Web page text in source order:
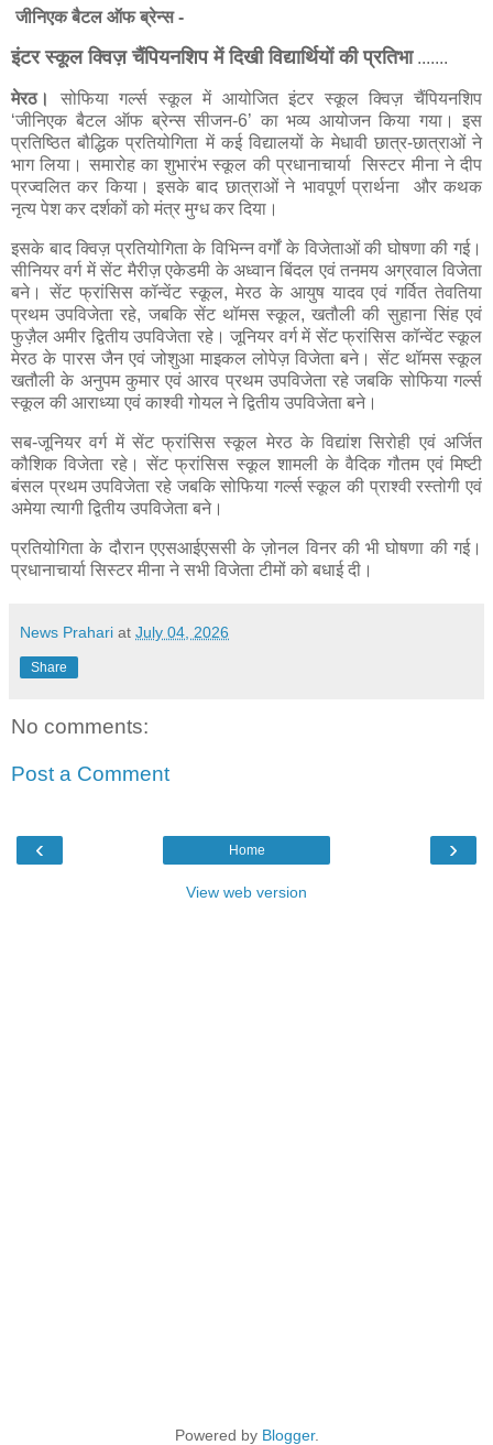
जीनिएक बैटल ऑफ ब्रेन्स -
इंटर स्कूल क्विज़ चैंपियनशिप में दिखी विद्यार्थियों की प्रतिभा.......
मेरठ। सोफिया गर्ल्स स्कूल में आयोजित इंटर स्कूल क्विज़ चैंपियनशिप
‘जीनिएक बैटल ऑफ ब्रेन्स सीजन-6’ का भव्य आयोजन किया गया। इस
प्रतिष्ठित बौद्धिक प्रतियोगिता में कई विद्यालयों के मेधावी छात्र-छात्राओं ने
भाग लिया। समारोह का शुभारंभ स्कूल की प्रधानाचार्या सिस्टर मीना ने दीप
प्रज्वलित कर किया। इसके बाद छात्राओं ने भावपूर्ण प्रार्थना और कथक
नृत्य पेश कर दर्शकों को मंत्र मुग्ध कर दिया।
इसके बाद क्विज़ प्रतियोगिता के विभिन्न वर्गों के विजेताओं की घोषणा की गई।
सीनियर वर्ग में सेंट मैरीज़ एकेडमी के अध्वान बिंदल एवं तनमय अग्रवाल विजेता
बने। सेंट फ्रांसिस कॉन्वेंट स्कूल, मेरठ के आयुष यादव एवं गर्वित तेवतिया
प्रथम उपविजेता रहे, जबकि सेंट थॉमस स्कूल, खतौली की सुहाना सिंह एवं
फुज़ैल अमीर द्वितीय उपविजेता रहे। जूनियर वर्ग में सेंट फ्रांसिस कॉन्वेंट स्कूल
मेरठ के पारस जैन एवं जोशुआ माइकल लोपेज़ विजेता बने। सेंट थॉमस स्कूल
खतौली के अनुपम कुमार एवं आरव प्रथम उपविजेता रहे जबकि सोफिया गर्ल्स
स्कूल की आराध्या एवं काश्वी गोयल ने द्वितीय उपविजेता बने।
सब-जूनियर वर्ग में सेंट फ्रांसिस स्कूल मेरठ के विद्यांश सिरोही एवं अर्जित
कौशिक विजेता रहे। सेंट फ्रांसिस स्कूल शामली के वैदिक गौतम एवं मिष्टी
बंसल प्रथम उपविजेता रहे जबकि सोफिया गर्ल्स स्कूल की प्राश्वी रस्तोगी एवं
अमेया त्यागी द्वितीय उपविजेता बने।
प्रतियोगिता के दौरान एएसआईएससी के ज़ोनल विनर की भी घोषणा की गई।
प्रधानाचार्या सिस्टर मीना ने सभी विजेता टीमों को बधाई दी।
News Prahari at July 04, 2026
Share
No comments:
Post a Comment
‹ ›
Home
View web version
Powered by Blogger.